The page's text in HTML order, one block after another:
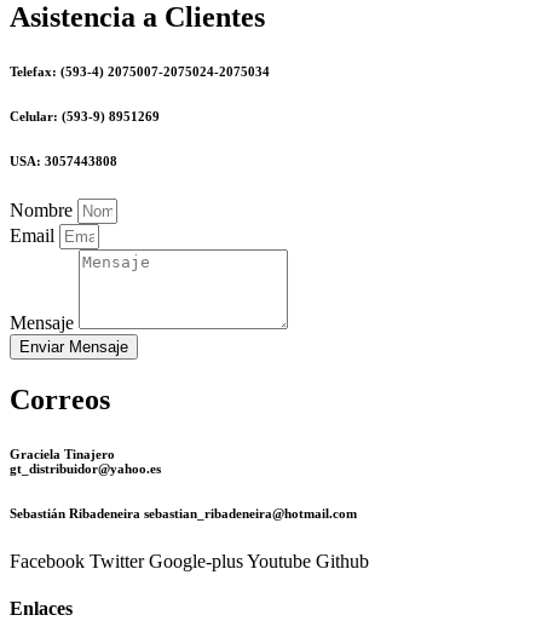
Asistencia a Clientes
Telefax: (593-4) 2075007-2075024-2075034
Celular: (593-9) 8951269
USA: 3057443808
Nombre
Email
Mensaje
Enviar Mensaje
Correos
Graciela Tinajero
gt_distribuidor@yahoo.es
Sebastián Ribadeneira sebastian_ribadeneira@hotmail.com
Facebook Twitter Google-plusYoutube Github
Enlaces